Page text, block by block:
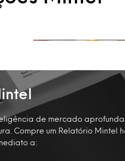
de mercado
Compre um Relatório Mintel
a: